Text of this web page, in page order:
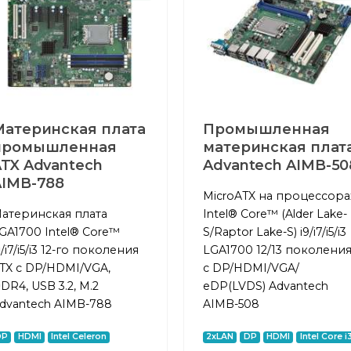
плата
Advantech
788
плата
Intel® Core™
i7/i5/i3 12-го поколения
с DP/HDMI/VGA,
USB 3.2, M.2
AIMB-788
HDMI Intel Celeron
Промышленная
материнская
Advantech AIMB-
MicroATX на
Intel® Core™ (Alder Lake-
S/Raptor Lake-S) i9/i7/i5/i3
LGA1700 12/13
с DP/HDMI/VGA/
eDP(LVDS) Advantech
AIMB-508
2xLAN DP HDMI Intel Core i3